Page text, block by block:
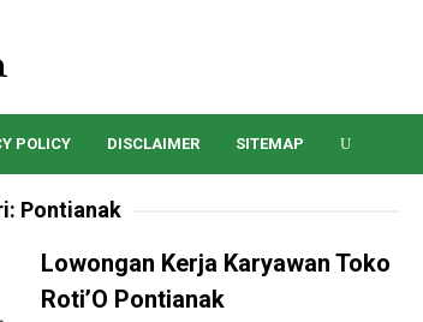
POLICY DISCLAIMER SITEMAP
Pontianak
Lowongan Kerja Karyawan Toko
Roti’O Pontianak